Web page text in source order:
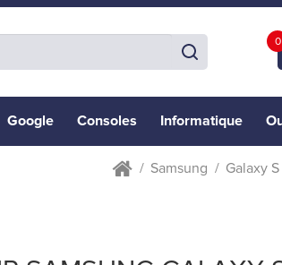
0
Google Consoles Informatique
Samsung Galaxy S